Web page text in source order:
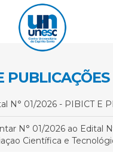
PUBLICAÇÕES
N° 01/2026 - PIBICT E
N° 01/2026 ao Edital
Científica e